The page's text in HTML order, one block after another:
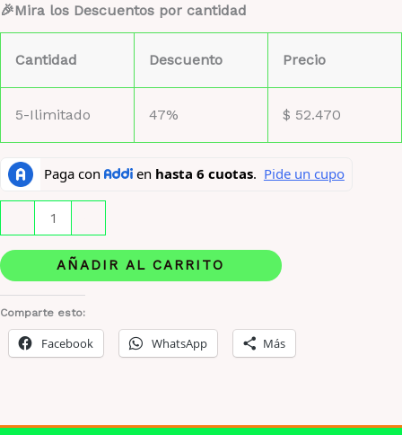
🎉Mira los Descuentos por cantidad
Cantidad Descuento Precio
5-Ilimitado 47% $ 52.470
Club
de
Nuit
Milestone
cantidad
AÑADIR AL CARRITO
Comparte esto:
Facebook WhatsApp Más